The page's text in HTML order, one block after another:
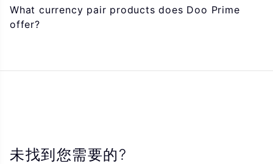
What currency pair products does Doo Prime
offer?
未找到您需要的?